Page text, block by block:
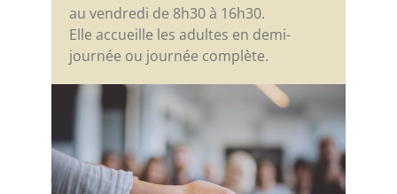
au vendredi de 8h30 à 16h30.
Elle accueille les adultes en demi-
journée ou journée complète.